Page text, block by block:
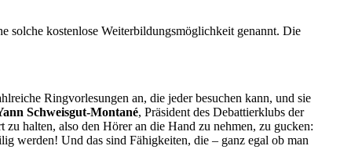
solche kostenlose Weiterbildungsmöglichkeit genannt. Die
Ringvorlesungen an, die jeder besuchen kann, und sie
Schweisgut-Montané, Präsident des Debattierklubs der
halten, also den Hörer an die Hand zu nehmen, zu gucken:
werden! Und das sind Fähigkeiten, die – ganz egal ob man